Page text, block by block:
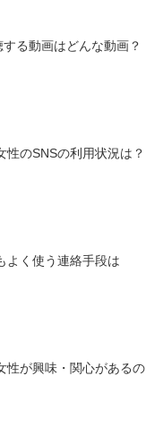
る動画はどんな動画？
性のSNSの利用状況は？
よく使う連絡手段は
性が興味・関心があるの